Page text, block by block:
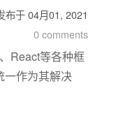
布于04月01, 2021
0 comments
React等各种框
一作为其解决